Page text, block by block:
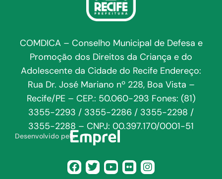
COMDICA – Conselho Municipal de Defesa e
Promoção dos Direitos da Criança e do
Adolescente da Cidade do Recife Endereço:
Rua Dr. José Mariano nº 228, Boa Vista –
Recife/PE – CEP.: 50.060-293 Fones: (81)
3355-2293 / 3355-2286 / 3355-2298 /
3355-2288 – CNPJ: 00.397.170/0001-51
Desenvolvido pela